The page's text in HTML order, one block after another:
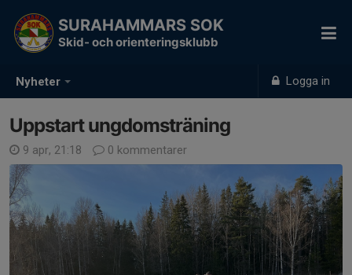
Nyheter Logga in
SURAHAMMARS SOK
Skid- och orienteringsklubb
Uppstart ungdomsträning
9 apr, 21:18 0 kommentarer